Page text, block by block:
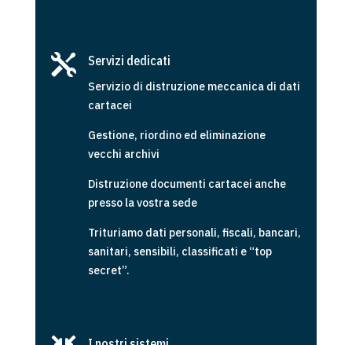
 Servizi dedicati
Servizio di distruzione meccanica di dati
cartacei
Gestione, riordino ed eliminazione
vecchi archivi
Distruzione documenti cartacei anche
presso la vostra sede
Trituriamo dati personali, fiscali, bancari,
sanitari, sensibili, classificati e “top
secret”.